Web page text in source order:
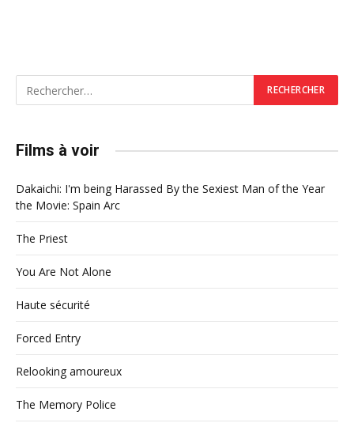
Films à voir
Dakaichi: I'm being Harassed By the Sexiest Man of the Year
the Movie: Spain Arc
The Priest
You Are Not Alone
Haute sécurité
Forced Entry
Relooking amoureux
The Memory Police